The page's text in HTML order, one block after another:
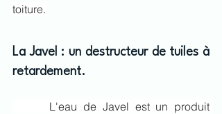
toiture.
La Javel : un destructeur de tuiles à
retardement.